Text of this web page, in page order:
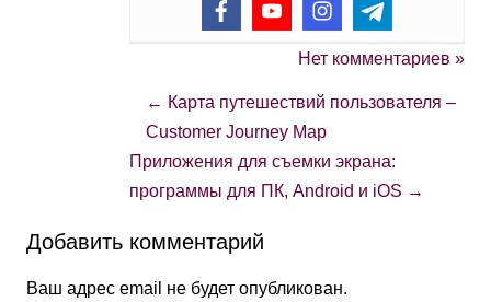
Нет комментариев »
← Карта путешествий пользователя –
Customer Journey Map
Приложения для съемки экрана:
программы для ПК, Android и iOS →
Добавить комментарий
Ваш адрес email не будет опубликован.